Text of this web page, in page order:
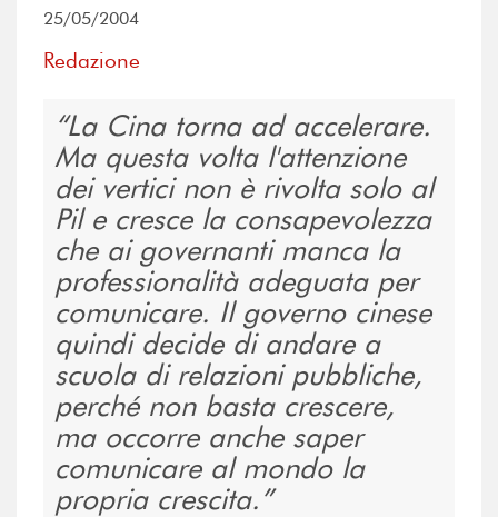
25/05/2004
Redazione
La Cina torna ad accelerare.
Ma questa volta l'attenzione
dei vertici non è rivolta solo al
Pil e cresce la consapevolezza
che ai governanti manca la
professionalità adeguata per
comunicare. Il governo cinese
quindi decide di andare a
scuola di relazioni pubbliche,
perché non basta crescere,
ma occorre anche saper
comunicare al mondo la
propria crescita.